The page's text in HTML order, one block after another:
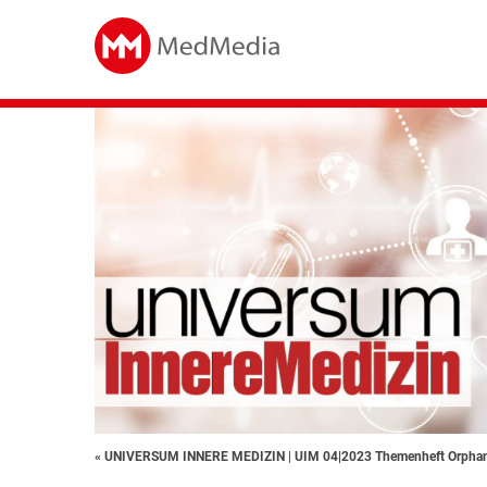
« UNIVERSUM INNERE MEDIZIN | UIM 04|2023 Themenheft